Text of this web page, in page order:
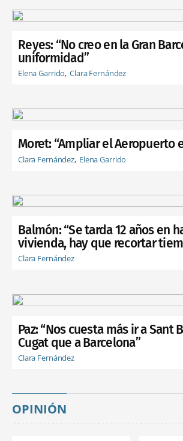
Reyes: “No creo en la Gran
uniformidad”
Elena Garrido Clara Fernández
Moret: “Ampliar el Aeropuerto
Clara Fernández Elena Garrido
Balmón: “Se tarda 12 años en
vivienda, hay que recortar
Clara Fernández
Paz: “Nos cuesta más ir a Sant
Cugat que a Barcelona”
Clara Fernández
OPINIÓN